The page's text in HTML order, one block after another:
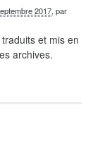
2017, par
et mis en
archives.